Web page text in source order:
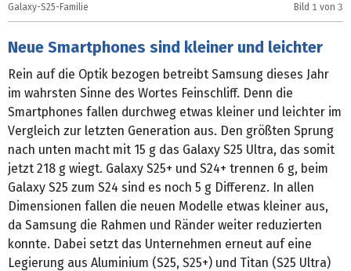
Galaxy-S25-Familie Bild 1 von 3
Neue Smartphones sind kleiner und leichter
Rein auf die Optik bezogen betreibt Samsung dieses Jahr
im wahrsten Sinne des Wortes Feinschliff. Denn die
Smartphones fallen durchweg etwas kleiner und leichter im
Vergleich zur letzten Generation aus. Den größten Sprung
nach unten macht mit 15 g das Galaxy S25 Ultra, das somit
jetzt 218 g wiegt. Galaxy S25+ und S24+ trennen 6 g, beim
Galaxy S25 zum S24 sind es noch 5 g Differenz. In allen
Dimensionen fallen die neuen Modelle etwas kleiner aus,
da Samsung die Rahmen und Ränder weiter reduzierten
konnte. Dabei setzt das Unternehmen erneut auf eine
Legierung aus Aluminium (S25, S25+) und Titan (S25 Ultra)